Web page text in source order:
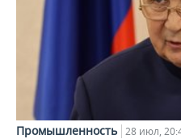
Промышленность 28 июл,